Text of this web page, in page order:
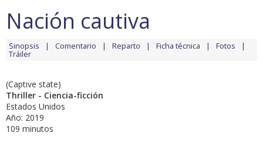
Nación cautiva
Sinopsis Comentario Reparto Ficha técnica Fotos
Tráiler
(Captive state)
Thriller - Ciencia-ficción
Estados Unidos
Año: 2019
109 minutos